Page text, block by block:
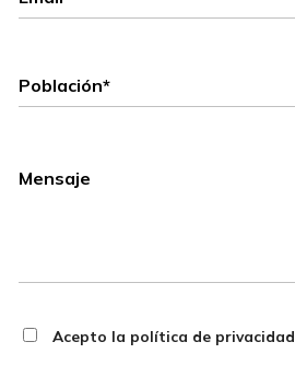
Acepto la política de privacidad